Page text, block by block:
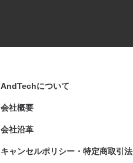
AndTechについて
会社概要
会社沿革
キャンセルポリシー・特定商取引法